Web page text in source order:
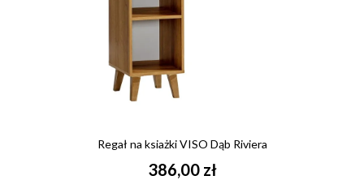
Regał na ksiażki VISO Dąb Riviera
386,00 zł